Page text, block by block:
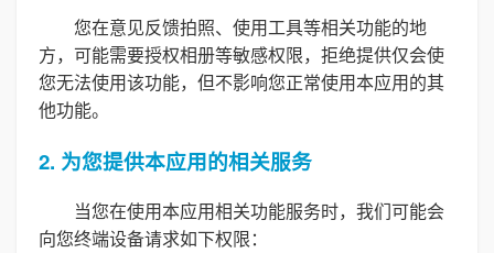
您在意见反馈拍照、使用工具等相关功能的地
方，可能需要授权相册等敏感权限，拒绝提供仅会使
您无法使用该功能，但不影响您正常使用本应用的其
他功能。
2. 为您提供本应用的相关服务
当您在使用本应用相关功能服务时，我们可能会
向您终端设备请求如下权限：